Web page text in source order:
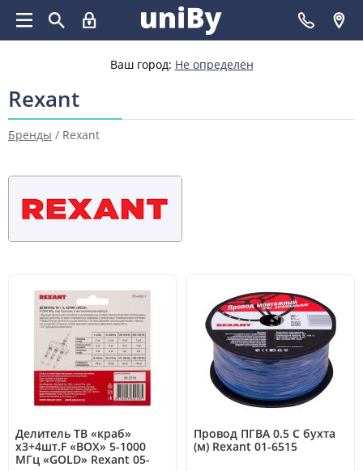
Ваш город: Не определён
Rexant
Бренды / Rexant
Делитель ТВ «краб»
x3+4шт.F «BOX» 5-1000
МГц «GOLD» Rexant 05-
Провод ПГВА 0.5 С бухта
(м) Rexant 01-6515